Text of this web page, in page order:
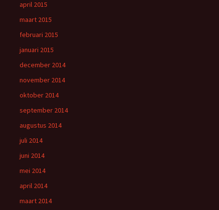
april 2015
maart 2015
februari 2015
januari 2015
december 2014
november 2014
oktober 2014
september 2014
augustus 2014
juli 2014
juni 2014
mei 2014
april 2014
maart 2014